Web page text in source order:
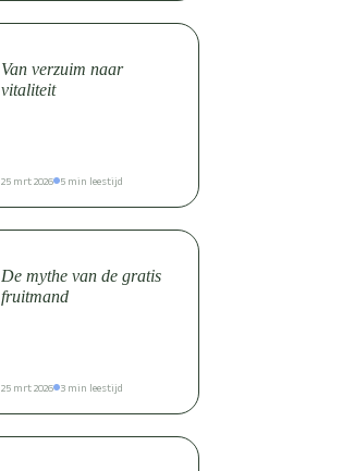
Van verzuim naar
vitaliteit
25 mrt 2026 5 min leestijd
De mythe van de gratis
fruitmand
25 mrt 2026 3 min leestijd